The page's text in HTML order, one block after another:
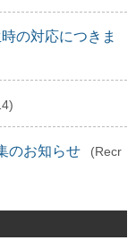
の対応につきま
のお知らせ
(Recr